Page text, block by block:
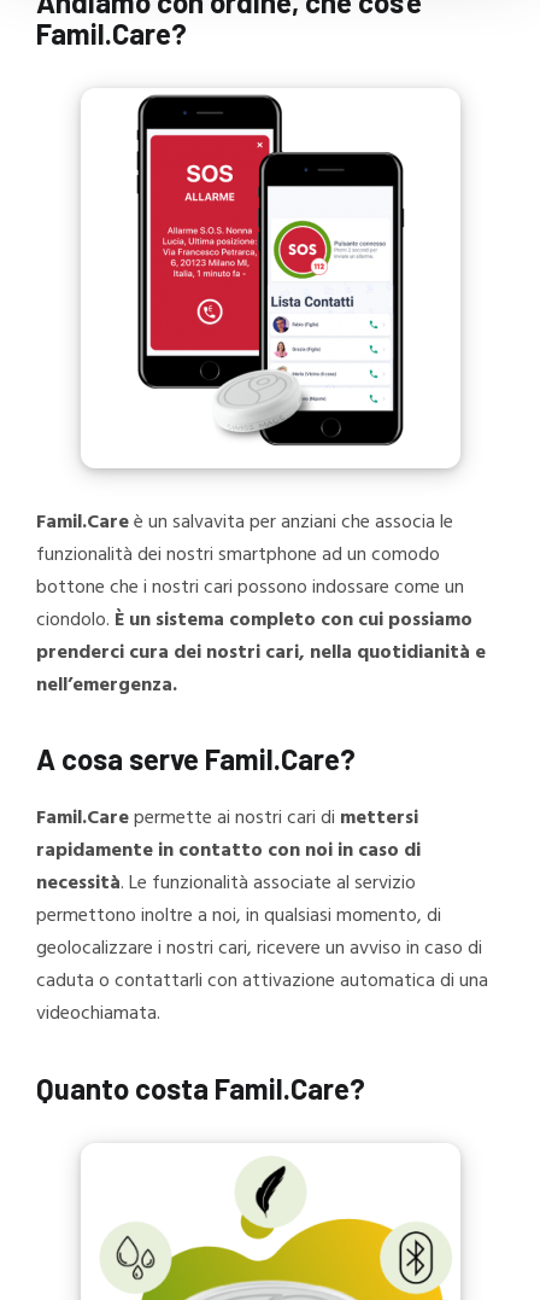
Famil.Care?
Famil.Careè un salvavita per anziani che associa le
funzionalità dei nostri smartphone ad un comodo
bottone che i nostri cari possono indossare come un
ciondolo. È un sistema completo con cui possiamo
prenderci cura dei nostri cari, nella quotidianità e
nell’emergenza.
A cosa serve Famil.Care?
Famil.Carepermette ai nostri cari di mettersi
rapidamente in contatto con noi in caso di
necessità. Le funzionalità associate al servizio
permettono inoltre a noi, in qualsiasi momento, di
geolocalizzare i nostri cari, ricevere un avviso in caso di
caduta o contattarli con attivazione automatica di una
videochiamata.
Quanto costa Famil.Care?